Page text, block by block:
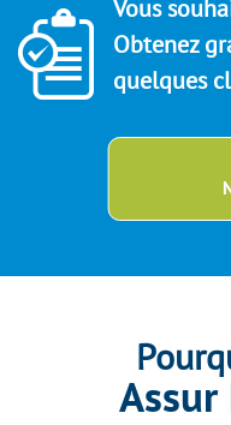
Vous
Obtenez
quelques
Assur